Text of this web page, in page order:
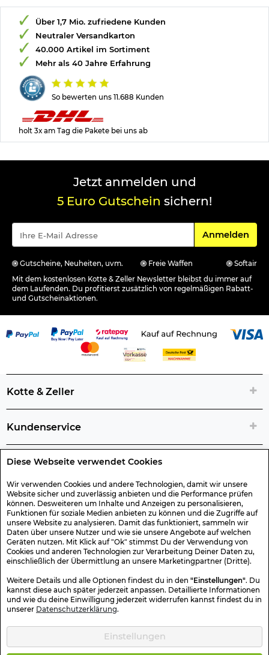
Diese Webseite verwendet Cookies
Wir verwenden Cookies und andere Technologien, damit wir unsere
Website sicher und zuverlässig anbieten und die Performance prüfen
können. Desweiteren um Inhalte und Anzeigen zu personalisieren,
Funktionen für soziale Medien anbieten zu können und die Zugriffe auf
unsere Website zu analysieren. Damit das funktioniert, sammeln wir
Daten über unsere Nutzer und wie sie unsere Angebote auf welchen
Geräten nutzen. Mit Klick auf "Ok" stimmst Du der Verwendung von
Cookies und anderen Technologien zur Verarbeitung Deiner Daten zu,
einschließlich der Übermittlung an unsere Marketingpartner (Dritte).
Weitere Details und alle Optionen findest du in den "Einstellungen". Du
kannst diese auch später jederzeit anpassen. Detaillierte Informationen
und wie du deine Einwilligung jederzeit widerrufen kannst findest du in
unserer Datenschutzerklärung.
Einstellungen
So bewerten uns 11.688 Kunden
Über 1,7 Mio. zufriedene Kunden
Neutraler Versandkarton
40.000 Artikel im Sortiment
Mehr als 40 Jahre Erfahrung
holt 3x am Tag die Pakete bei uns ab
Jetzt anmelden und
5 Euro Gutschein sichern!
Für den
Anmelden
Gutscheine, Neuheiten, uvm. Freie Waffen
Softair
Mit dem kostenlosen Kotte & Zeller Newsletter bleibst du immer auf
dem Laufenden. Du profitierst zusätzlich von regelmäßigen Rabatt-
und Gutscheinaktionen.
Kotte & Zeller
Kundenservice
Rechtliche Artikelinfos
Geschenk-Gutscheine
Versand & Rücksendung
Sicher Einkaufen
Kotte & Zeller 2026 © Alle Rechte vorbehalten. Die durchgestrichenen